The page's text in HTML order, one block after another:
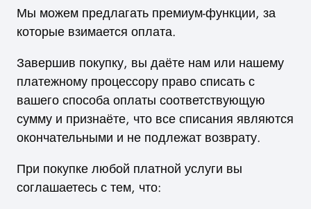
Мы можем предлагать премиум-функции, за
которые взимается оплата.
Завершив покупку, вы даёте нам или нашему
платежному процессору право списать с
вашего способа оплаты соответствующую
сумму и признаёте, что все списания являются
окончательными и не подлежат возврату.
При покупке любой платной услуги вы
соглашаетесь с тем, что: